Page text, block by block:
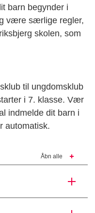
barn begynder i
være særlige regler,
skolen, som
til ungdomsklub
i 7. klasse. Vær
indmelde dit barn i
automatisk.
Åbn alle